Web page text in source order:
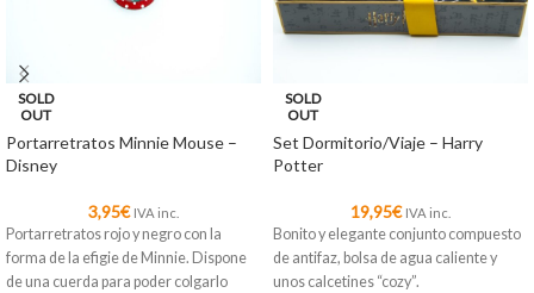
SOLD
OUT
Portarretratos Minnie Mouse –
Disney
3,95€ IVA inc.
Portarretratos rojo y negro con la
forma de la efigie de Minnie. Dispone
de una cuerda para poder colgarlo
SOLD
OUT
Set Dormitorio/Viaje – Harry
Potter
19,95€ IVA inc.
Bonito y elegante conjunto compuesto
de antifaz, bolsa de agua caliente y
unos calcetines “cozy”.